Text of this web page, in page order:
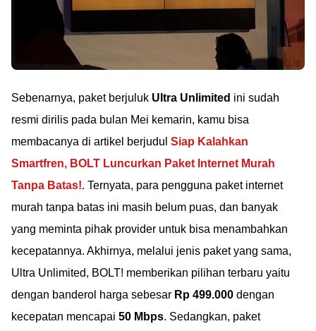
Sebenarnya, paket berjuluk Ultra Unlimited ini sudah
resmi dirilis pada bulan Mei kemarin, kamu bisa
membacanya di artikel berjudul Siap Kalahkan
Smartfren, BOLT Luncurkan Paket Internet Murah
Tanpa Batas!. Ternyata, para pengguna paket internet
murah tanpa batas ini masih belum puas, dan banyak
yang meminta pihak provider untuk bisa menambahkan
kecepatannya. Akhirnya, melalui jenis paket yang sama,
Ultra Unlimited, BOLT! memberikan pilihan terbaru yaitu
dengan banderol harga sebesar Rp 499.000 dengan
kecepatan mencapai 50 Mbps. Sedangkan, paket